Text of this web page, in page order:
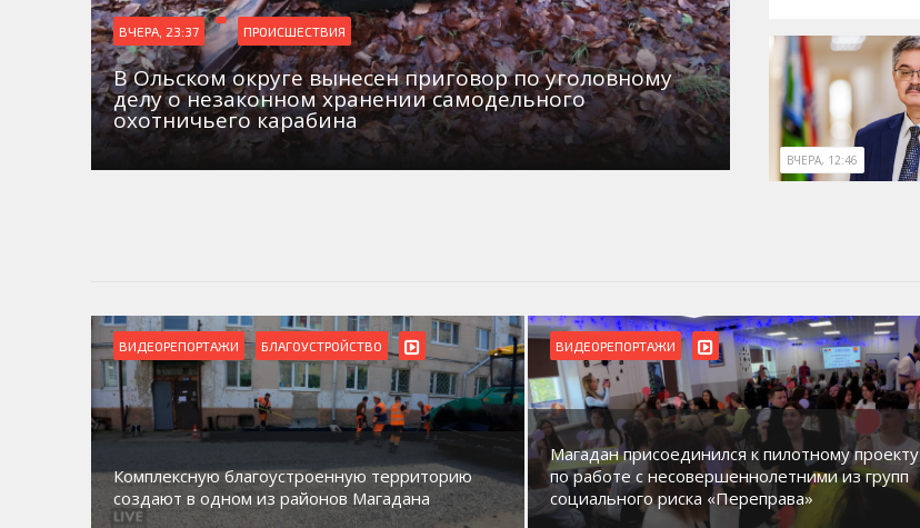
ВЧЕРА, 23:37 ПРОИСШЕСТВИЯ
В Ольском округе вынесен приговор по уголовному
делу о незаконном хранении самодельного
охотничьего карабина
ВЧЕРА, 12:46
ВИДЕОРЕПОРТАЖИ БЛАГОУСТРОЙСТВО
Комплексную благоустроенную территорию
создают в одном из районов Магадана
ВИДЕОРЕПОРТАЖИ
Магадан присоединился к пилотному проекту
по работе с несовершеннолетними из групп
социального риска «Переправа»